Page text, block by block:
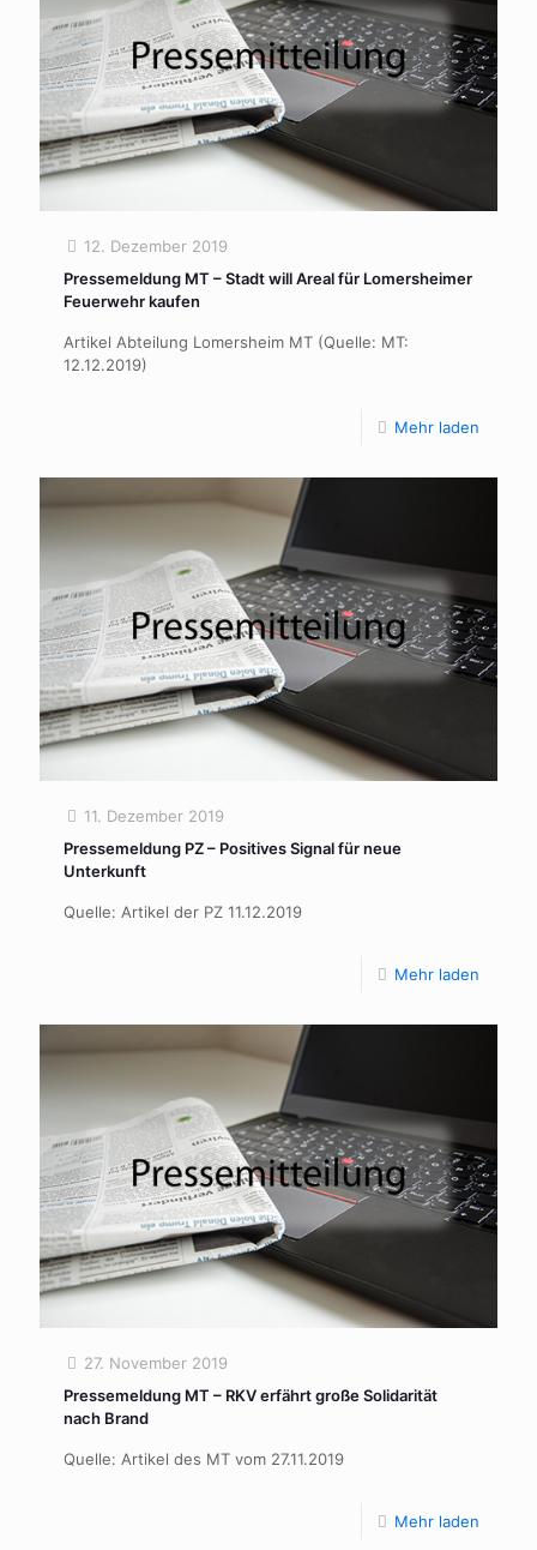
12. Dezember 2019
Pressemeldung MT – Stadt will Areal für Lomersheimer
Feuerwehr kaufen
Artikel Abteilung Lomersheim MT (Quelle: MT:
12.12.2019)
Mehr laden
11. Dezember 2019
Pressemeldung PZ – Positives Signal für neue
Unterkunft
Quelle: Artikel der PZ 11.12.2019
Mehr laden
27. November 2019
Pressemeldung MT – RKV erfährt große Solidarität
nach Brand
Quelle: Artikel des MT vom 27.11.2019
Mehr laden